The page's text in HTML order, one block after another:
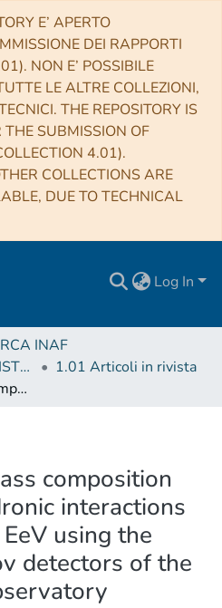
E’ APERTO
DEI RAPPORTI
NON E’ POSSIBILE
LE ALTRE COLLEZIONI,
THE REPOSITORY IS
THE SUBMISSION OF
4.01).
COLLECTIONS ARE
DUE TO TECHNICAL
Log In
INAF
1 CONTRIBUTI IN RIVISTE (Journal articles)
1.01 Articoli in rivista
Inferences on mass composition and tests of hadronic interactions from 0.3 to 100 EeV using the water-Cherenkov detectors of the Pierre Auger Observatory
composition
interactions
using the
detectors of the